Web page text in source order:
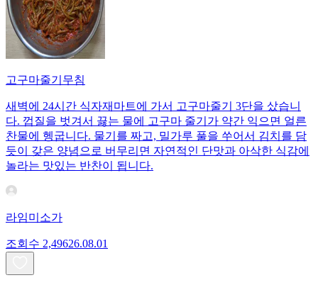
고구마줄기무침
새벽에 24시간 식자재마트에 가서 고구마줄기 3단을 샀습니
다. 껍질을 벗겨서 끓는 물에 고구마 줄기가 약간 익으면 얼른
찬물에 헹굽니다. 물기를 짜고, 밀가루 풀을 쑤어서 김치를 담
듯이 갖은 양념으로 버무리면 자연적인 단맛과 아삭한 식감에
놀라는 맛있는 반찬이 됩니다.
라임미소가
조회수 2,49626.08.01